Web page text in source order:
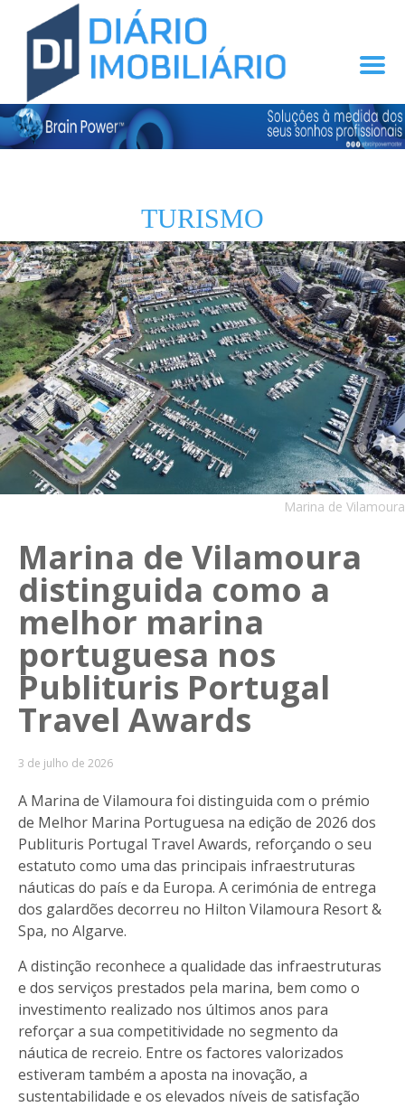
TURISMO
Marina de Vilamoura
Marina de Vilamoura
distinguida como a
melhor marina
portuguesa nos
Publituris Portugal
Travel Awards
3 de julho de 2026
A Marina de Vilamoura foi distinguida com o prémio
de Melhor Marina Portuguesa na edição de 2026 dos
Publituris Portugal Travel Awards, reforçando o seu
estatuto como uma das principais infraestruturas
náuticas do país e da Europa. A cerimónia de entrega
dos galardões decorreu no Hilton Vilamoura Resort &
Spa, no Algarve.
A distinção reconhece a qualidade das infraestruturas
e dos serviços prestados pela marina, bem como o
investimento realizado nos últimos anos para
reforçar a sua competitividade no segmento da
náutica de recreio. Entre os factores valorizados
estiveram também a aposta na inovação, a
sustentabilidade e os elevados níveis de satisfação